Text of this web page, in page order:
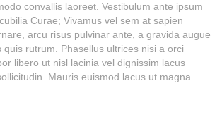
convallis laoreet. Vestibulum ante ipsum
Curae; Vivamus vel sem at sapien
arcu risus pulvinar ante, a gravida augue
rutrum. Phasellus ultrices nisi a orci
libero ut nisl lacinia vel dignissim lacus
Mauris euismod lacus ut magna